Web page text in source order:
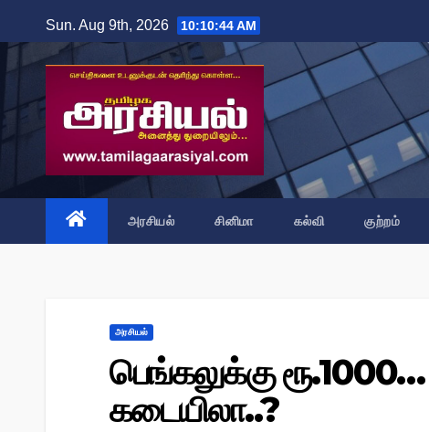
to
content
Sun. Aug 9th, 2026 10:10:45 AM
அரசியல் சினிமா கல்வி குற்றம்
அரசியல்
பெங்கலுக்கு
கடையிலா..?